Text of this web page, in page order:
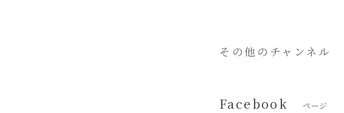
その他のチャンネル
Facebook ページ